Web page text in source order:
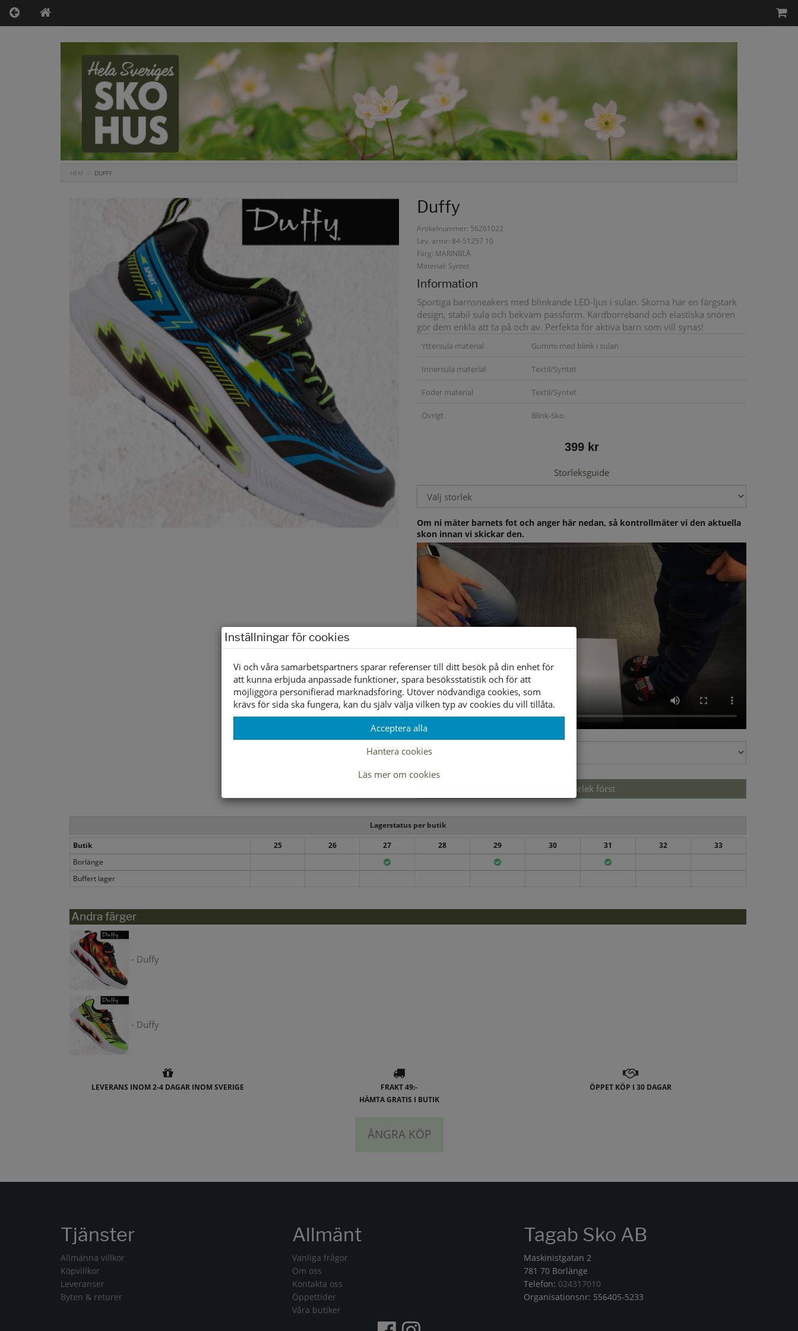
HEM DUFFY
Duffy
Artikelnummer: 56261022
Lev. artnr: 84-51257 10
Färg: MARINBLÅ
Material: Syntet
Information
Sportiga barnsneakers med blinkande LED-ljus i sulan. Skorna har en färgstark
design, stabil sula och bekväm passform. Kardborreband och elastiska snören
gör dem enkla att ta på och av. Perfekta för aktiva barn som vill synas!
Yttersula material Gummi med blink i sulan
Innersula material Textil/Syntet
Foder material Textil/Syntet
Övrigt Blink-Sko
399 kr
Storleksguide
Om ni mäter barnets fot och anger här nedan, så kontrollmäter vi den aktuella
skon innan vi skickar den.
Välj storlek först
Lagerstatus per butik
Butik
25 26 27 28 29 30 31 32
33
Borlänge
Buffert lager
Andra färger
- Duffy
- Duffy
LEVERANS INOM 2-4 DAGAR INOM SVERIGE
FRAKT 49:-
HÄMTA GRATIS I BUTIK
ÖPPET KÖP I 30 DAGAR
ÅNGRA KÖP
Inställningar för cookies
Vi och våra samarbetspartners sparar referenser till ditt besök på din enhet för
att kunna erbjuda anpassade funktioner, spara besöksstatistik och för att
möjliggöra personifierad marknadsföring. Utöver nödvändiga cookies, som
krävs för sida ska fungera, kan du själv välja vilken typ av cookies du vill tillåta.
Acceptera alla
Hantera cookies
Läs mer om cookies
Tjänster
Allmänna villkor
Köpvillkor
Leveranser
Byten & returer
Allmänt
Vanliga frågor
Om oss
Kontakta oss
Öppettider
Våra butiker
Tagab Sko AB
Maskinistgatan 2
781 70 Borlänge
Telefon: 024317010
Organisationsnr: 556405-5233